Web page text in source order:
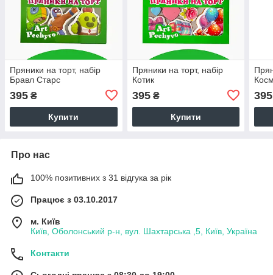
Пряники на торт, набір
Бравл Старс
395 ₴
Купити
Пряники на торт, набір
Котик
395₴
Купити
395
Про нас
100% позитивних з 31 відгука за рік
Працює з 03.10.2017
м. Київ
Київ, Оболонський р-н, вул. Шахтарська ,5, Київ, Україна
Контакти